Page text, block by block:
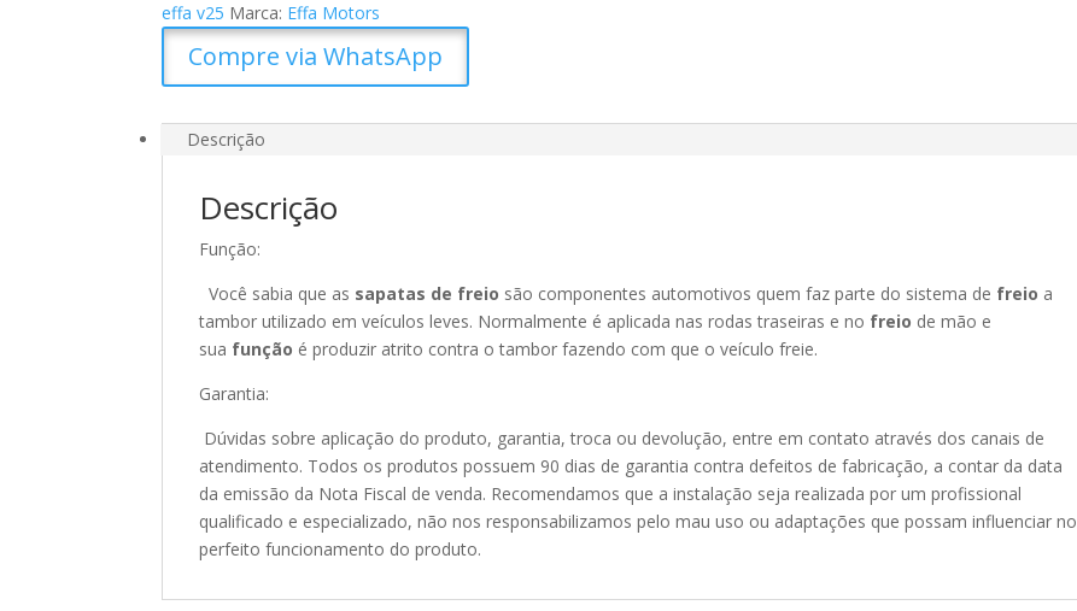
effa v25 Marca: Effa Motors
Compre via WhatsApp
Descrição
Descrição
Função:
Você sabia que as sapatas de freio são componentes automotivos quem faz parte do sistema de freio a
tambor utilizado em veículos leves. Normalmente é aplicada nas rodas traseiras e no freio de mão e
sua função é produzir atrito contra o tambor fazendo com que o veículo freie.
Garantia:
Dúvidas sobre aplicação do produto, garantia, troca ou devolução, entre em contato através dos canais de
atendimento. Todos os produtos possuem 90 dias de garantia contra defeitos de fabricação, a contar da data
da emissão da Nota Fiscal de venda. Recomendamos que a instalação seja realizada por um profissional
qualificado e especializado, não nos responsabilizamos pelo mau uso ou adaptações que possam influenciar no
perfeito funcionamento do produto.